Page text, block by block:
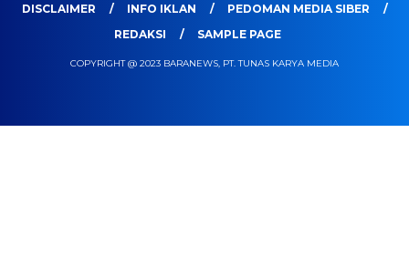
DISCLAIMER INFO IKLAN
PEDOMAN MEDIA SIBER
REDAKSI
SAMPLE PAGE
COPYRIGHT @ 2023 BARANEWS, PT. TUNAS KARYA MEDIA